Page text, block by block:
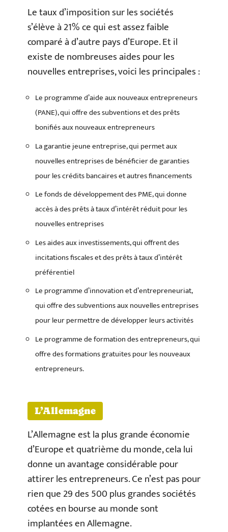
Le taux d’imposition sur les sociétés
s’élève à 21% ce qui est assez faible
comparé à d’autre pays d’Europe. Et il
existe de nombreuses aides pour les
nouvelles entreprises, voici les principales :
Le programme d’aide aux nouveaux entrepreneurs
(PANE), qui offre des subventions et des prêts
bonifiés aux nouveaux entrepreneurs
La garantie jeune entreprise, qui permet aux
nouvelles entreprises de bénéficier de garanties
pour les crédits bancaires et autres financements
Le fonds de développement des PME, qui donne
accès à des prêts à taux d’intérêt réduit pour les
nouvelles entreprises
Les aides aux investissements, qui offrent des
incitations fiscales et des prêts à taux d’intérêt
préférentiel
Le programme d’innovation et d’entrepreneuriat,
qui offre des subventions aux nouvelles entreprises
pour leur permettre de développer leurs activités
Le programme de formation des entrepreneurs, qui
offre des formations gratuites pour les nouveaux
entrepreneurs.
L’Allemagne
L’Allemagne est la plus grande économie
d’Europe et quatrième du monde, cela lui
donne un avantage considérable pour
attirer les entrepreneurs. Ce n’est pas pour
rien que 29 des 500 plus grandes sociétés
cotées en bourse au monde sont
implantées en Allemagne.